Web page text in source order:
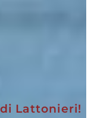
Lattonieri!